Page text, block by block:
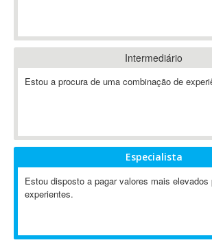
ABAP
Abaqus
ABBYY FineReader
Ableton
Ableton Push
Abstract
Intermediário
Estou a procura de uma combinação de
Especialista
Estou disposto a pagar valores mais elevados
experientes.